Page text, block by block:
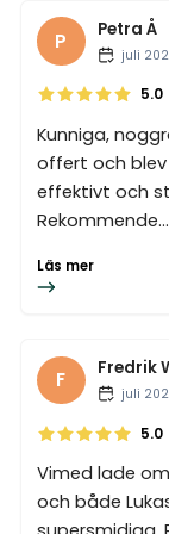
P Petra Å
juli
5.0
Kunniga,
offert och
effektivt och
Rekommende...
Läs mer
F Fredrik
juli
5.0
Vimed lade
och både